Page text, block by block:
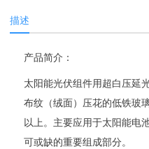
描述
产品简介：
太阳能光伏组件用超白压延
布纹（绒面）压花的低铁玻
以上。主要应用于太阳能电
可或缺的重要组成部分。